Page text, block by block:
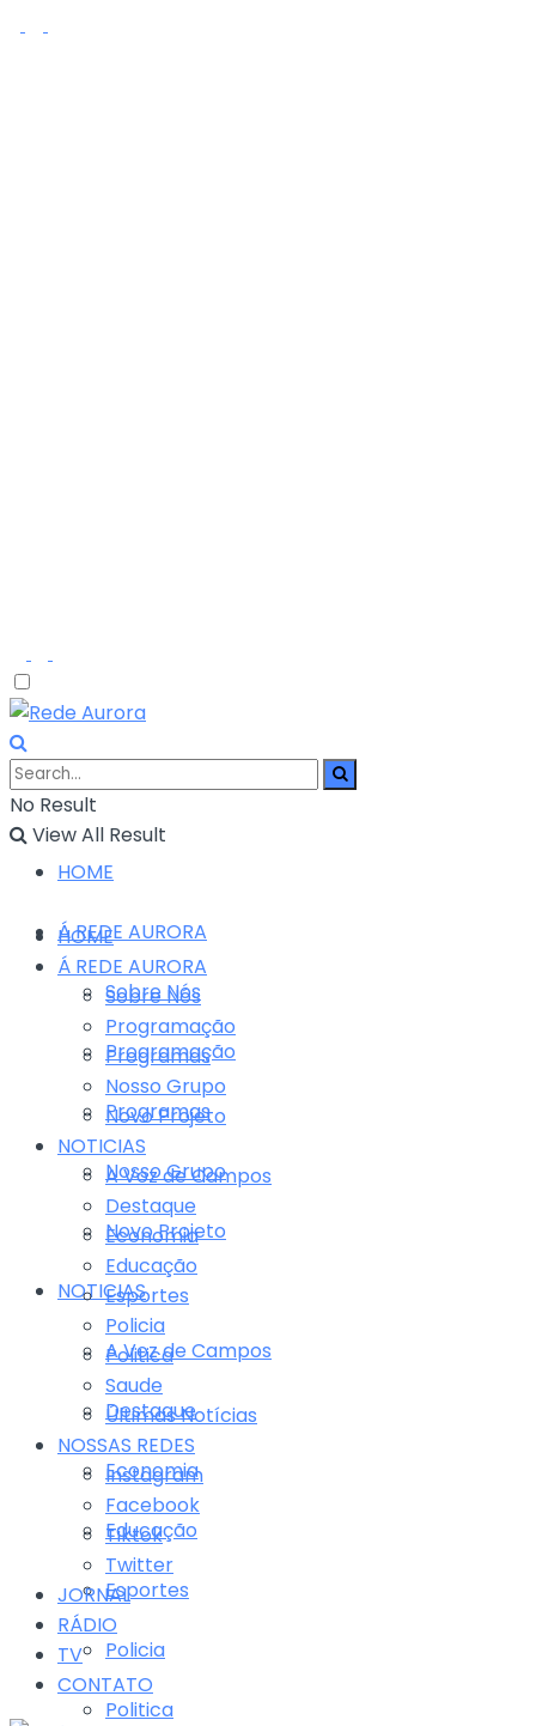
No Result
View All Result
HOME
Á REDE AURORA
Sobre Nós
Programação
Programas
Nosso Grupo
Novo Projeto
NOTICIAS
A Voz de Campos
Destaque
Economia
Educação
Esportes
Policia
Politica
HOME
Á REDE AURORA
Sobre Nós
Programação
Programas
Nosso Grupo
Novo Projeto
NOTICIAS
A Voz de Campos
Destaque
Economia
Educação
Esportes
Policia
Politica
Saude
Últimas Notícias
NOSSAS REDES
Instagram
Facebook
Tiktok
Twitter
JORNAL
RÁDIO
TV
CONTATO